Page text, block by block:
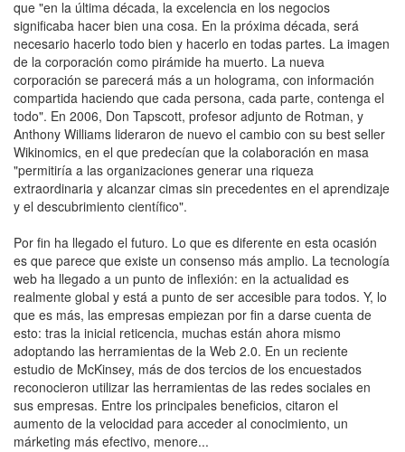
que "en la última década, la excelencia en los negocios
significaba hacer bien una cosa. En la próxima década, será
necesario hacerlo todo bien y hacerlo en todas partes. La imagen
de la corporación como pirámide ha muerto. La nueva
corporación se parecerá más a un holograma, con información
compartida haciendo que cada persona, cada parte, contenga el
todo". En 2006, Don Tapscott, profesor adjunto de Rotman, y
Anthony Williams lideraron de nuevo el cambio con su best seller
Wikinomics, en el que predecían que la colaboración en masa
"permitiría a las organizaciones generar una riqueza
extraordinaria y alcanzar cimas sin precedentes en el aprendizaje
y el descubrimiento científico".
Por fin ha llegado el futuro. Lo que es diferente en esta ocasión
es que parece que existe un consenso más amplio. La tecnología
web ha llegado a un punto de inflexión: en la actualidad es
realmente global y está a punto de ser accesible para todos. Y, lo
que es más, las empresas empiezan por fin a darse cuenta de
esto: tras la inicial reticencia, muchas están ahora mismo
adoptando las herramientas de la Web 2.0. En un reciente
estudio de McKinsey, más de dos tercios de los encuestados
reconocieron utilizar las herramientas de las redes sociales en
sus empresas. Entre los principales beneficios, citaron el
aumento de la velocidad para acceder al conocimiento, un
márketing más efectivo, menore...